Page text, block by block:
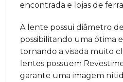
encontrada e lojas de
A lente possui diâmetro
possibilitando uma ótima
tornando a visada muito
lentes possuem
garante uma imagem